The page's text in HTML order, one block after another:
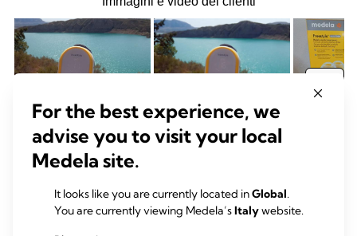
For the best experience, we
advise you to visit your local
Medela site.
It looks like you are currently located inGlobal.
You are currently viewing Medela’sItalywebsite.